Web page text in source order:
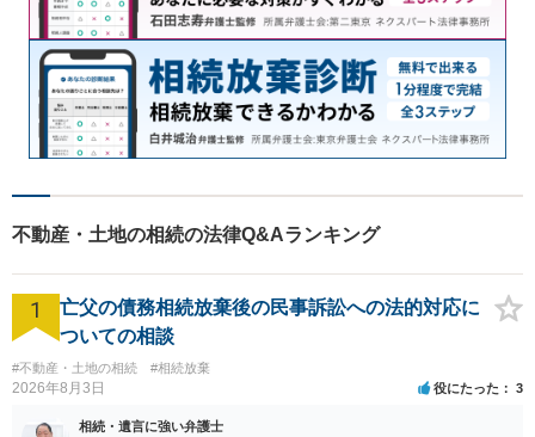
不動産・土地の相続の法律Q&Aランキング
1
亡父の債務相続放棄後の民事訴訟への法的対応に
ついての相談
#不動産・土地の相続 #相続放棄
2026年8月3日 役にたった 3
相続・遺言に強い弁護士